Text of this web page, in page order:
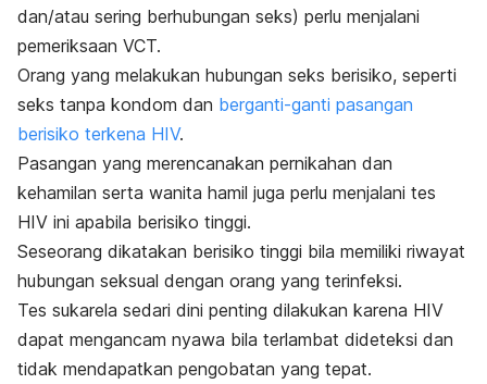
dan/atau sering berhubungan seks) perlu menjalani
pemeriksaan VCT.
Orang yang melakukan hubungan seks berisiko, seperti
seks tanpa kondom dan berganti-ganti pasangan
berisiko terkena HIV.
Pasangan yang merencanakan pernikahan dan
kehamilan serta wanita hamil juga perlu menjalani tes
HIV ini apabila berisiko tinggi.
Seseorang dikatakan berisiko tinggi bila memiliki riwayat
hubungan seksual dengan orang yang terinfeksi.
Tes sukarela sedari dini penting dilakukan karena HIV
dapat mengancam nyawa bila terlambat dideteksi dan
tidak mendapatkan pengobatan yang tepat.